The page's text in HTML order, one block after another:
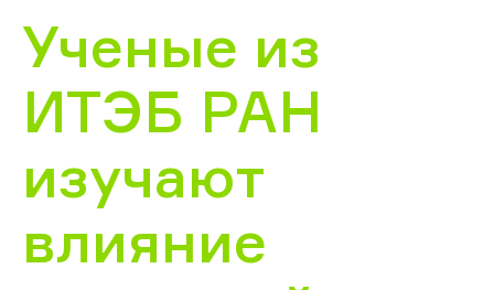
Ученые из
ИТЭБ РАН
изучают
влияние